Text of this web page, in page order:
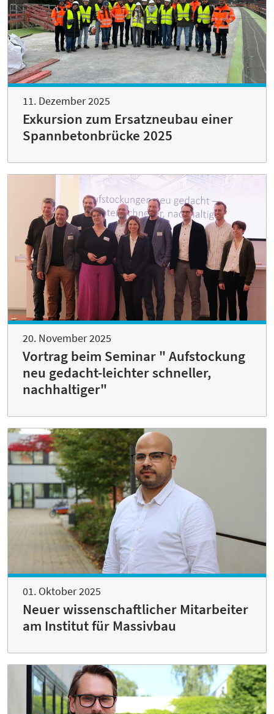
11. Dezember 2025
Exkursion zum Ersatzneubau einer
Spannbetonbrücke 2025
20. November 2025
Vortrag beim Seminar " Aufstockung
neu gedacht-leichter schneller,
nachhaltiger"
01. Oktober 2025
Neuer wissenschaftlicher Mitarbeiter
am Institut für Massivbau